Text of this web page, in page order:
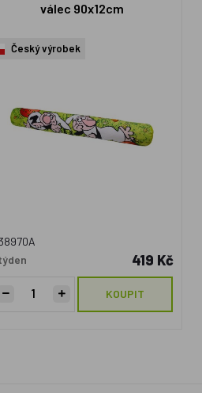
válec 90x12cm
Český výrobek
419 Kč
KOUPIT